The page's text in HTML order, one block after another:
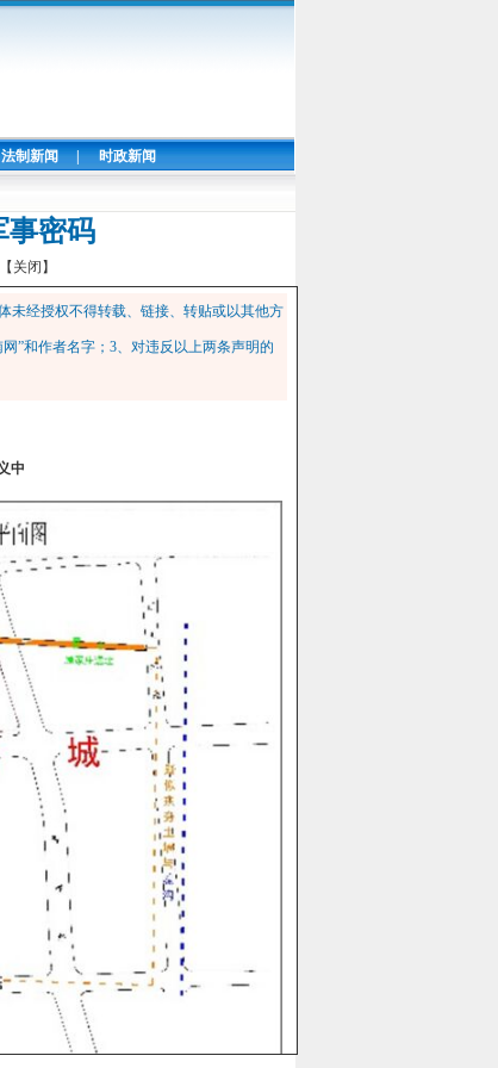
法制新闻 | 时政新闻
事密码
【关闭】
未经授权不得转载、链接、转贴或以其他方
”和作者名字；3、对违反以上两条声明的
中